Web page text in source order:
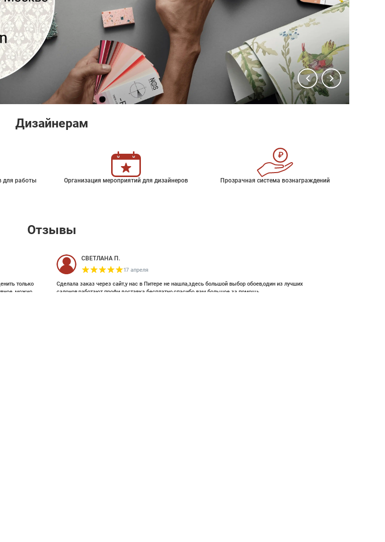
Дизайнерам
для работы Организация мероприятий для дизайнеров Прозрачная система вознаграждений
Отзывы
только
можно
СВЕТЛАНА П.
17 апреля
Сделала заказ через сайт,у нас в Питере не нашла,здесь большой выбор обоев,один из лучших
салонов,работают профи,доставка бесплатно,спасибо вам большое за помощь.